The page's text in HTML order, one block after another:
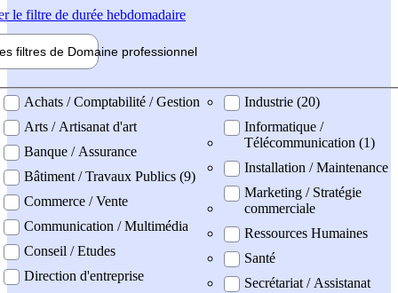
le filtre de durée hebdomadaire
filtres de Domaine professionnel
professionel
Achats / Comptabilité / Gestion
Arts / Artisanat d'art
Banque / Assurance
Bâtiment / Travaux Publics (9)
Commerce / Vente
Communication / Multimédia
Conseil / Etudes
Direction d'entreprise
Industrie (20)
Informatique /
Télécommunication (1)
Installation / Maintenance
Marketing / Stratégie
commerciale
Ressources Humaines
Santé
Secrétariat / Assistanat